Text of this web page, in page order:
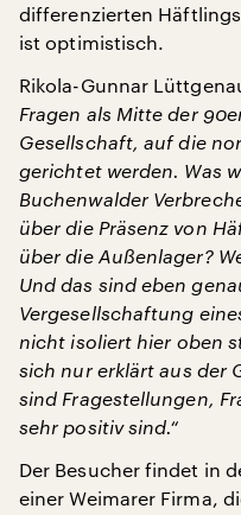
differenzierten
ist optimistisch.
Rikola-Gunnar
Fragen als Mitte der
Gesellschaft, auf die
gerichtet werden. Was
Buchenwalder
über die Präsenz von
über die Außenlager?
Und das sind eben
Vergesellschaftung
nicht isoliert hier oben
sich nur erklärt aus der
sind Fragestellungen,
sehr positiv sind.“
Der Besucher findet in
einer Weimarer Firma,